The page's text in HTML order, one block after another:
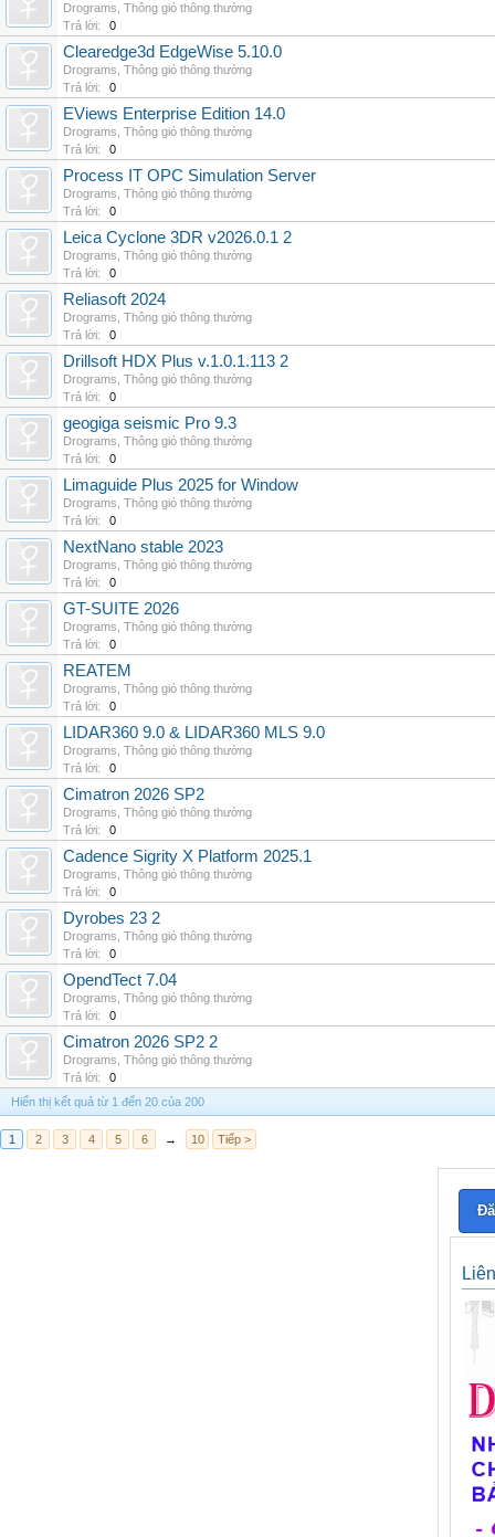
Drograms Thông gió thông thường
Trả lời:
0
Clearedge3d EdgeWise 5.10.0
Drograms Thông gió thông thường
Trả lời:
0
EViews Enterprise Edition 14.0
Drograms Thông gió thông thường
Trả lời:
0
Process IT OPC Simulation Server
Drograms Thông gió thông thường
Trả lời:
0
Leica Cyclone 3DR v2026.0.1 2
Drograms Thông gió thông thường
Trả lời:
0
Reliasoft 2024
Drograms Thông gió thông thường
Trả lời:
0
Drillsoft HDX Plus v.1.0.1.113 2
Drograms Thông gió thông thường
Trả lời:
0
geogiga seismic Pro 9.3
Drograms Thông gió thông thường
Trả lời:
0
Limaguide Plus 2025 for Window
Drograms Thông gió thông thường
Trả lời:
0
NextNano stable 2023
Drograms Thông gió thông thường
Trả lời:
0
GT-SUITE 2026
Drograms Thông gió thông thường
Trả lời:
0
REATEM
Drograms Thông gió thông thường
Trả lời:
0
LIDAR360 9.0 & LIDAR360 MLS 9.0
Drograms Thông gió thông thường
Trả lời:
0
Cimatron 2026 SP2
Drograms Thông gió thông thường
Trả lời:
0
Cadence Sigrity X Platform 2025.1
Drograms Thông gió thông thường
Trả lời:
0
Dyrobes 23 2
Drograms Thông gió thông thường
Trả lời:
0
OpendTect 7.04
Drograms Thông gió thông thường
Trả lời:
0
Cimatron 2026 SP2 2
Drograms Thông gió thông thường
Trả lời:
0
Hiển thị kết quả từ 1 đến 20 của 200
1 2 3 4 5 6 → 10 Tiếp >